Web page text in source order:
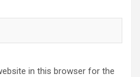
in this browser for the